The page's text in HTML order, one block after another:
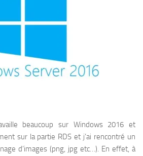
beaucoup sur Windows 2016 et
sur la partie RDS et j’ai rencontré un
d’images (png, jpg etc…). En effet, à